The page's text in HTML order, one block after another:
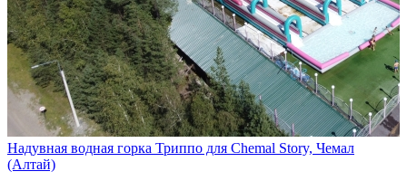
Надувная водная горка Триппо для Chemal Story, Чемал
(Алтай)